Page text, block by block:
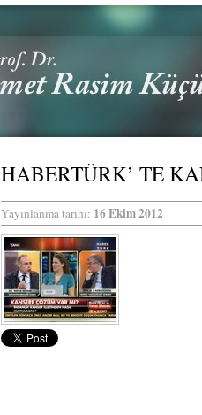
HABERTÜRK’ TE
Yayınlanma tarihi: 16 Ekim 2012